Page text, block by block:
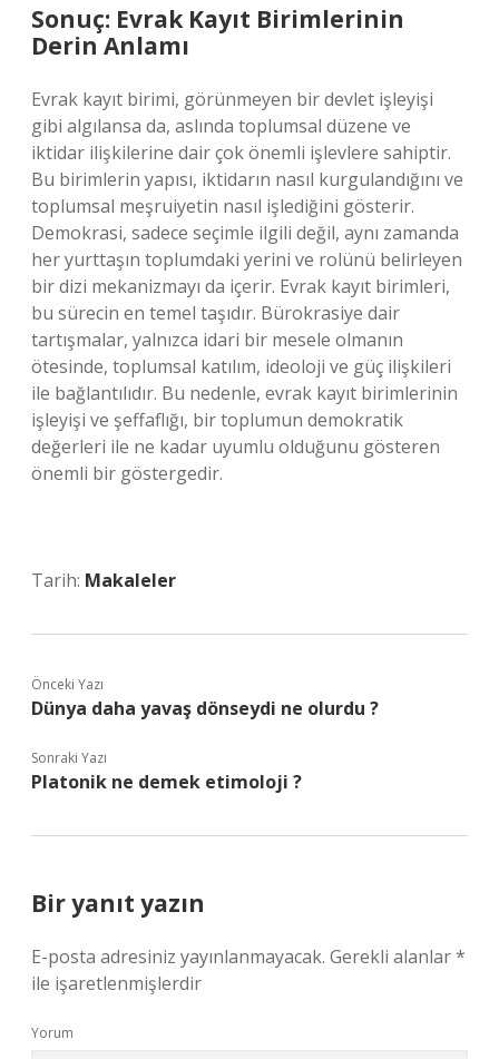
Sonuç: Evrak Kayıt Birimlerinin
Derin Anlamı
Evrak kayıt birimi, görünmeyen bir devlet işleyişi
gibi algılansa da, aslında toplumsal düzene ve
iktidar ilişkilerine dair çok önemli işlevlere sahiptir.
Bu birimlerin yapısı, iktidarın nasıl kurgulandığını ve
toplumsal meşruiyetin nasıl işlediğini gösterir.
Demokrasi, sadece seçimle ilgili değil, aynı zamanda
her yurttaşın toplumdaki yerini ve rolünü belirleyen
bir dizi mekanizmayı da içerir. Evrak kayıt birimleri,
bu sürecin en temel taşıdır. Bürokrasiye dair
tartışmalar, yalnızca idari bir mesele olmanın
ötesinde, toplumsal katılım, ideoloji ve güç ilişkileri
ile bağlantılıdır. Bu nedenle, evrak kayıt birimlerinin
işleyişi ve şeffaflığı, bir toplumun demokratik
değerleri ile ne kadar uyumlu olduğunu gösteren
önemli bir göstergedir.
Tarih: Makaleler
Önceki Yazı
Dünya daha yavaş dönseydi ne olurdu ?
Sonraki Yazı
Platonik ne demek etimoloji ?
Bir yanıt yazın
E-posta adresiniz yayınlanmayacak. Gerekli alanlar*
ile işaretlenmişlerdir
Yorum